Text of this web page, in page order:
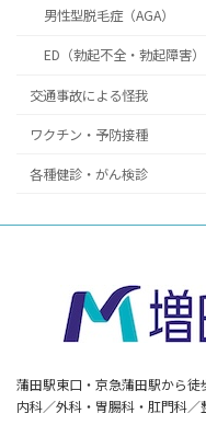
男性型脱毛症（AGA）
ED（勃起不全・勃起障害）
交通事故による怪我
ワクチン・予防接種
各種健診・がん検診
蒲田駅東口・京急蒲田駅から徒
内科／外科・胃腸科・肛門科